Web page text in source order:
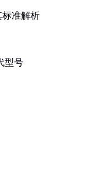
标准解析
型号